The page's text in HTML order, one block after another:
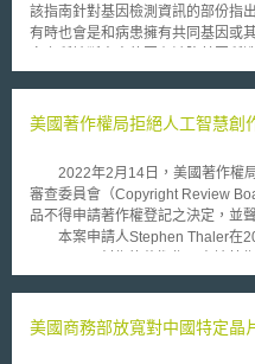
該指南針對基因檢測資訊的部份指
有時也會是和病患擁有共同基因或
緣關係的親屬的發病可能性，或甚
夠協助那些親屬接受預防治療或作
知親屬相關有缺陷基因的風險時
對於保護病患所需遵守的義務，以
輕孰重。此外，若經過醫師的判斷
面對的健康風險時，醫師必須要
fibrosis)、血友病(Haemophilia)、
美國著作權局拒絕人工智慧創
2022年2月14日，美國著作權局
審查委員會（Copyright Review
品不得申請著作權登記之決定，並
本案申請人Stephen Thaler在
列為作者，並聲明其因擁有該AI而
著作權登記。然而，Stephen提出
美國商務部放寬對中國特定晶